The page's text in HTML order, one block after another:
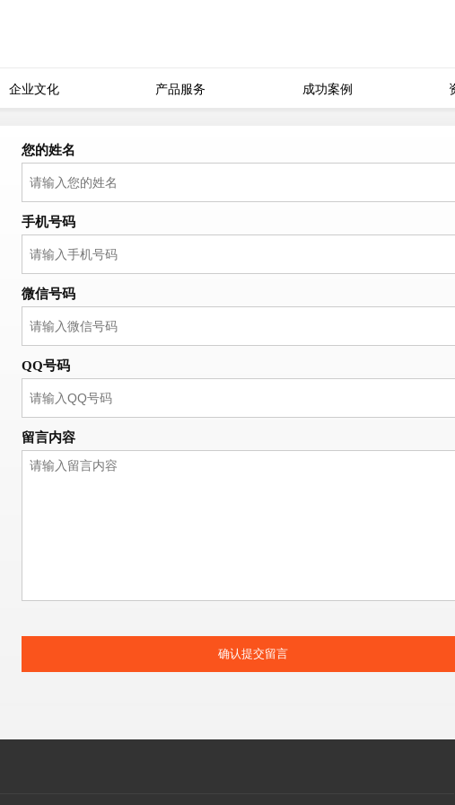
企业文化 产品服务 成功案例
您的姓名
手机号码
微信号码
QQ号码
留言内容
确认提交留言